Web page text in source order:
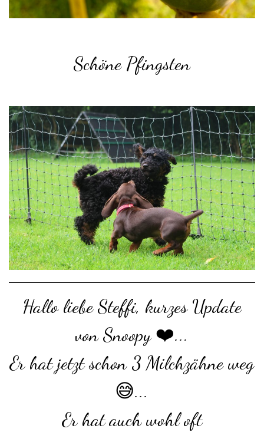
Schöne Pfingsten
Hallo liebe Steffi, kurzes Update
von Snoopy ❤️...
Er hat jetzt schon 3 Milchzähne weg
😅...
Er hat auch wohl oft